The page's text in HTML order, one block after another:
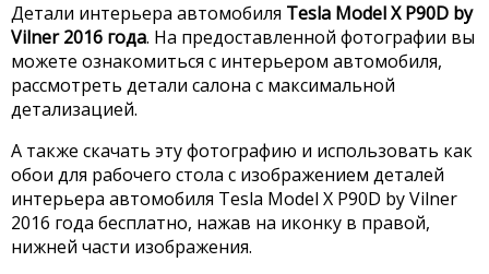
Детали интерьера автомобиля Tesla Model X P90D by
Vilner 2016 года. На предоставленной фотографии вы
можете ознакомиться с интерьером автомобиля,
рассмотреть детали салона с максимальной
детализацией.
А также скачать эту фотографию и использовать как
обои для рабочего стола с изображением деталей
интерьера автомобиля Tesla Model X P90D by Vilner
2016 года бесплатно, нажав на иконку в правой,
нижней части изображения.